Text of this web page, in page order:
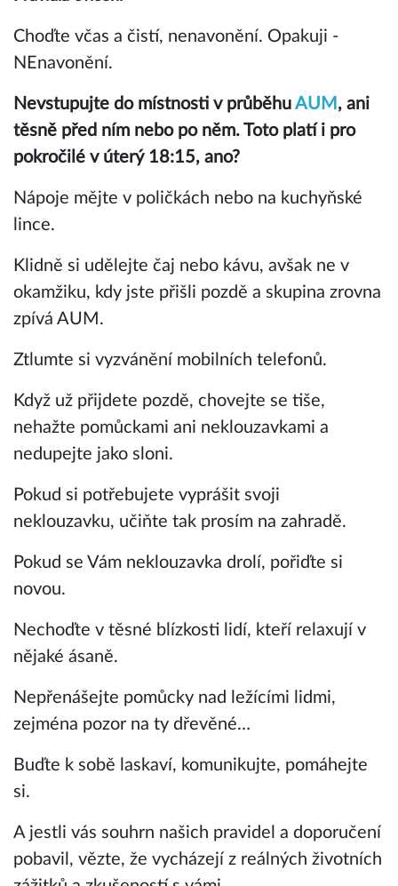
Choďte včas a čistí, nenavonění. Opakuji -
NEnavonění.
Nevstupujte do místnosti v průběhu AUM , ani
těsně před ním nebo po něm. Toto platí i pro
pokročilé v úterý 18:15, ano?
Nápoje mějte v poličkách nebo na kuchyňské
lince.
Klidně si udělejte čaj nebo kávu, avšak ne v
okamžiku, kdy jste přišli pozdě a skupina zrovna
zpívá AUM.
Ztlumte si vyzvánění mobilních telefonů.
Když už přijdete pozdě, chovejte se tiše,
nehažte pomůckami ani neklouzavkami a
nedupejte jako sloni.
Pokud si potřebujete vyprášit svoji
neklouzavku, učiňte tak prosím na zahradě.
Pokud se Vám neklouzavka drolí, pořiďte si
novou.
Nechoďte v těsné blízkosti lidí, kteří relaxují v
nějaké ásaně.
Nepřenášejte pomůcky nad ležícími lidmi,
zejména pozor na ty dřevěné…
Buďte k sobě laskaví, komunikujte, pomáhejte
si.
A jestli vás souhrn našich pravidel a doporučení
pobavil, vězte, že vycházejí z reálných životních